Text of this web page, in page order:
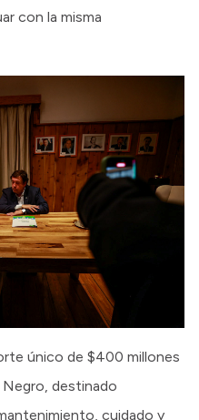
con la misma
único de $400 millones
destinado
cuidado y